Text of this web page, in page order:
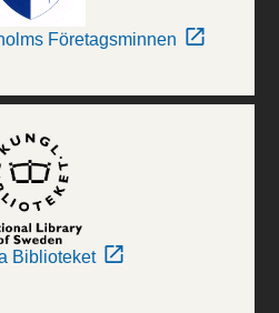
Företagsminnen
Biblioteket